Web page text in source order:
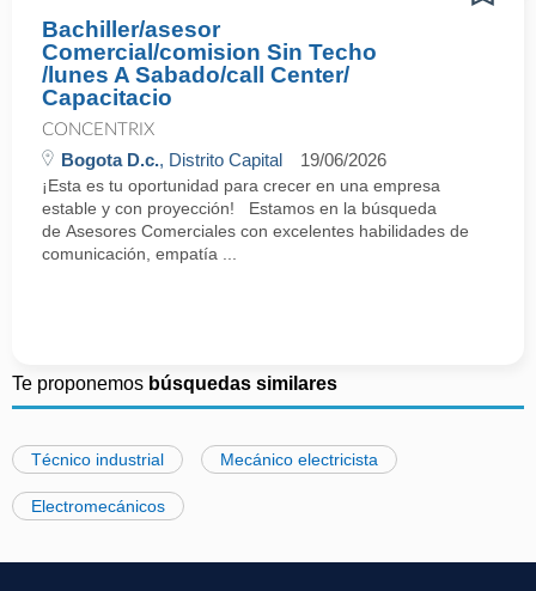
Bachiller/asesor
Comercial/comision Sin Techo
/lunes A Sabado/call Center/
Capacitacio
CONCENTRIX
Bogota D.c., Distrito Capital 19/06/2026
¡Esta es tu oportunidad para crecer en una empresa
estable y con proyección! Estamos en la búsqueda
de Asesores Comerciales con excelentes habilidades de
comunicación, empatía ...
Te proponemos búsquedas similares
Técnico industrial Mecánico electricista
Electromecánicos